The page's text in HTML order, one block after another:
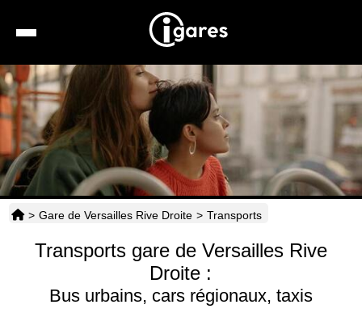
Recherche
Location de voiture
Hôtels
Taxis
Transports
Horaires
> Gare de Versailles Rive Droite > Transports
Transports gare de Versailles Rive
Droite :
Bus urbains, cars régionaux, taxis